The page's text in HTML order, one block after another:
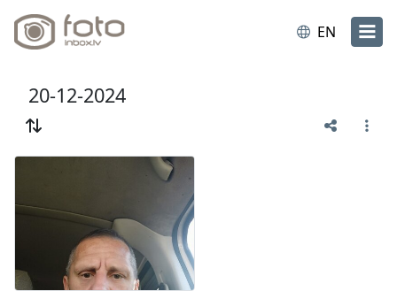
EN
20-12-2024